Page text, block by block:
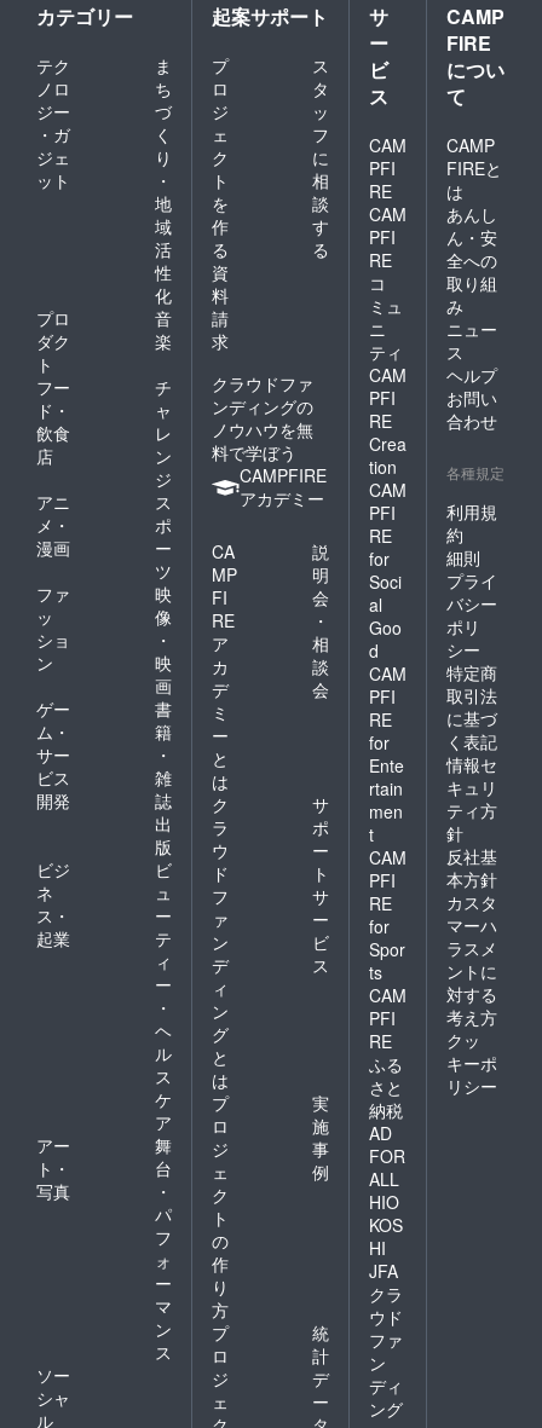
カテゴリー
テク
ノロ
ジー
・ガ
ジェ
ット
ま
ち
づ
く
り
・
地
域
活
性
化
プロ
ダク
ト
音
楽
フー
ド・
飲食
店
チ
ャ
レ
ン
ジ
アニ
メ・
漫画
ス
ポ
ー
ツ
ファ
ッ
ショ
ン
映
像
・
映
画
ゲー
ム・
サー
ビス
開発
書
籍
・
雑
誌
出
版
ビジ
ネ
ス・
起業
ビ
ュ
ー
テ
ィ
ー
・
ヘ
ル
ス
ケ
ア
アー
ト・
写真
舞
台
・
パ
フ
ォ
ー
マ
ン
ス
ソー
シャ
ル
起案サポート
プ
ロ
ジ
ェ
ク
ト
を
作
る
ス
タ
ッ
フ
に
相
談
す
る
資
料
請
求
クラウドファ
ンディングの
ノウハウを無
料で学ぼう
CAMPFIRE
アカデミー
CA
MP
FI
RE
ア
カ
デ
ミ
ー
と
は
説
明
会
・
相
談
会
ク
ラ
ウ
ド
フ
ァ
ン
デ
ィ
ン
グ
と
は
サ
ポ
ー
ト
サ
ー
ビ
ス
プ
ロ
ジ
ェ
ク
ト
の
作
り
方
実
施
事
例
プ
ロ
ジ
ェ
統
計
デ
ー
サ
ー
ビ
ス
CAM
PFI
RE
CAM
PFI
RE
コ
ミュ
ニ
ティ
CAM
PFI
RE
Crea
tion
CAM
PFI
RE
for
Soci
al
Goo
d
CAM
PFI
RE
for
Ente
rtain
men
t
CAM
PFI
RE
for
Spor
ts
CAM
PFI
RE
ふる
さと
納税
AD
FOR
ALL
HIO
KOS
HI
JFA
クラ
ウド
ファ
ン
ディ
ング
CAMP
FIRE
につい
て
CAMP
FIREと
は
あんし
ん・安
全への
取り組
み
ニュー
ス
ヘルプ
お問い
合わせ
各種規定
利用規
約
細則
プライ
バシー
ポリ
シー
特定商
取引法
に基づ
く表記
情報セ
キュリ
ティ方
針
反社基
本方針
カスタ
マーハ
ラスメ
ントに
対する
考え方
クッ
キーポ
リシー